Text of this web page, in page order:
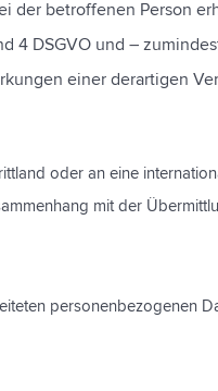
der betroffenen Person
4 DSGVO und –
einer derartigen
oder an eine
mit der
personenbezogenen